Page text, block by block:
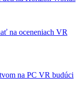
na oceneniach VR
na PC VR budúci